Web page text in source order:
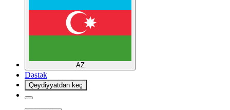
AZ
Dəstək
Qeydiyyatdan keç